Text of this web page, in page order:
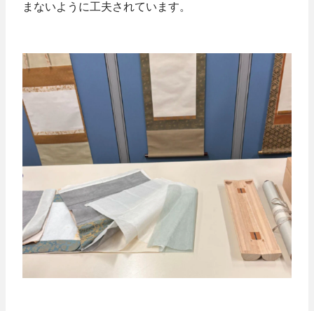
まないように工夫されています。